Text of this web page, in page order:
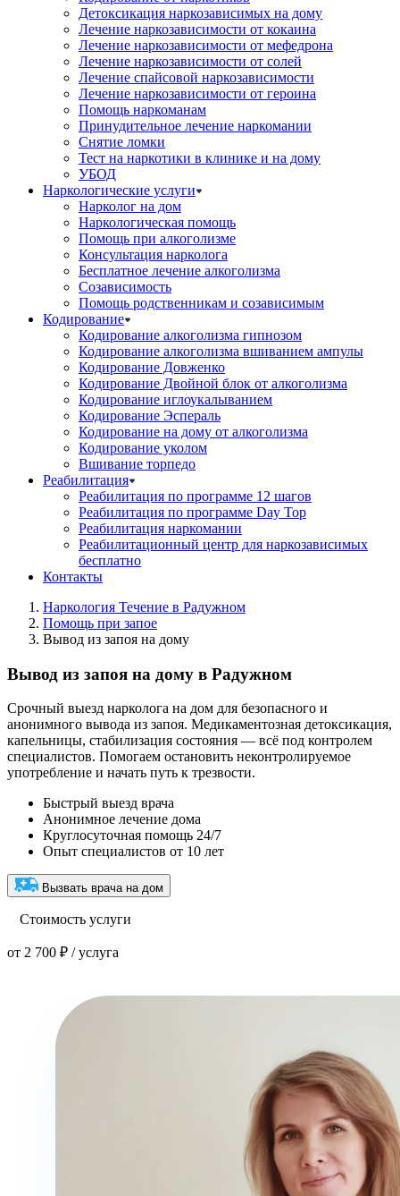
Детоксикация наркозависимых на дому
Лечение наркозависимости от кокаина
Лечение наркозависимости от мефедрона
Лечение наркозависимости от солей
Лечение спайсовой наркозависимости
Лечение наркозависимости от героина
Помощь наркоманам
Принудительное лечение наркомании
Снятие ломки
Тест на наркотики в клинике и на дому
УБОД
Наркологические услуги
Нарколог на дом
Наркологическая помощь
Помощь при алкоголизме
Консультация нарколога
Бесплатное лечение алкоголизма
Созависимость
Помощь родственникам и созависимым
Кодирование
Кодирование алкоголизма гипнозом
Кодирование алкоголизма вшиванием ампулы
Кодирование Довженко
Кодирование Двойной блок от алкоголизма
Кодирование иглоукалыванием
Кодирование Эспераль
Кодирование на дому от алкоголизма
Кодирование уколом
Вшивание торпедо
Реабилитация
Реабилитация по программе 12 шагов
Реабилитация по программе Day Top
Реабилитация наркомании
Реабилитационный центр для наркозависимых
бесплатно
Контакты
Наркология Течение в Радужном
Помощь при запое
Вывод из запоя на дому
Вывод из запоя на дому в Радужном
Срочный выезд нарколога на дом для безопасного и
анонимного вывода из запоя. Медикаментозная детоксикация,
капельницы, стабилизация состояния — всё под контролем
специалистов. Помогаем остановить неконтролируемое
употребление и начать путь к трезвости.
Быстрый выезд врача
Анонимное лечение дома
Круглосуточная помощь 24/7
Опыт специалистов от 10 лет
Вызвать врача на дом
Стоимость услуги
от 2 700 ₽ / услуга